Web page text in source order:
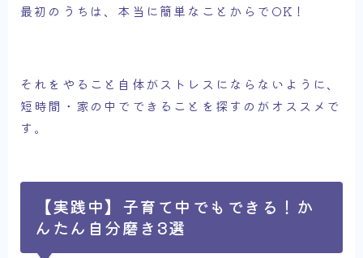
最初のうちは、本当に簡単なことからでOK！
それをやること自体がストレスにならないように、
短時間・家の中でできることを探すのがオススメで
す。
【実践中】子育て中でもできる！か
んたん自分磨き3選